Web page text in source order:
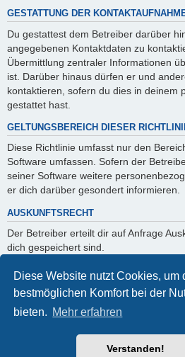
Diese Website nutzt Cookies, um
bestmöglichen Komfort bei der
bieten. Mehr erfahren
Verstanden!
GESTATTUNG DER
Du gestattest dem Betreiber darüber
angegebenen Kontaktdaten zu
Übermittlung zentraler Informationen
ist. Darüber hinaus dürfen er und
kontaktieren, sofern du dies in deinem
gestattet hast.
GELTUNGSBEREICH DIESER
Diese Richtlinie umfasst nur den
Software umfassen. Sofern der
seiner Software weitere
er dich darüber gesondert informieren.
AUSKUNFTSRECHT
Der Betreiber erteilt dir auf Anfrage
dich gespeichert sind.
Du kannst jederzeit die Löschung
verlangen. Kontaktiere hierzu bitte den
Powered byphpBB® Forum